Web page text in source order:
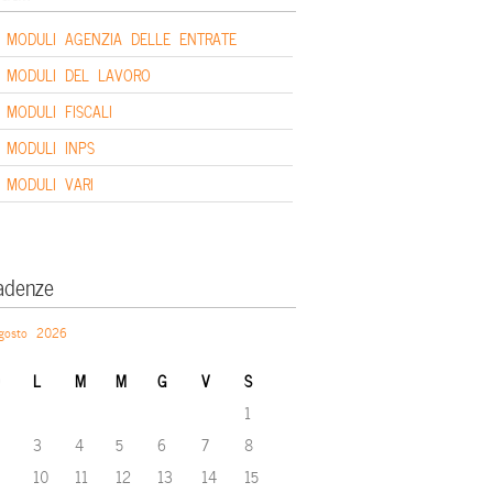
MODULI AGENZIA DELLE ENTRATE
MODULI DEL LAVORO
MODULI FISCALI
MODULI INPS
MODULI VARI
2026
L M M G V S
1
3 4 5 6 7
8
10 11 12 13 14
15